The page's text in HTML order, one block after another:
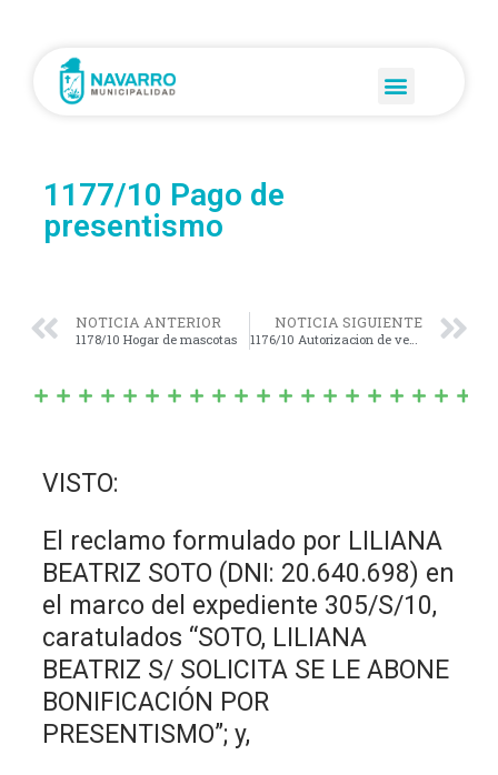
1177/10 Pago de
presentismo
NOTICIA ANTERIOR
1178/10 Hogar de mascotas
NOTICIA SIGUIENTE
1176/10 Autorizacion de venta de terrenos
VISTO:
El reclamo formulado por LILIANA
BEATRIZ SOTO (DNI: 20.640.698) en
el marco del expediente 305/S/10,
caratulados “SOTO, LILIANA
BEATRIZ S/ SOLICITA SE LE ABONE
BONIFICACIÓN POR
PRESENTISMO”; y,